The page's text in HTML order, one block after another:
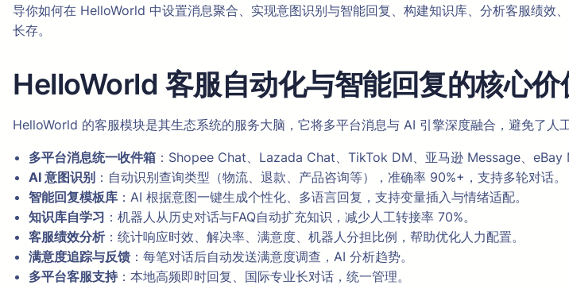
导你如何在 HelloWorld 中设置消息聚合、实现意图识别与智能回复、构建知识库、分析客服绩
长存。
HelloWorld 客服自动化与智能回复的核心价
HelloWorld 的客服模块是其生态系统的服务大脑，它将多平台消息与 AI 引擎深度融合，避免了人
多平台消息统一收件箱 ：Shopee Chat、Lazada Chat、TikTok DM、亚马逊 Message、eBay
AI 意图识别 ：自动识别查询类型（物流、退款、产品咨询等），准确率 90%+，支持多轮对话。
智能回复模板库 ：AI 根据意图一键生成个性化、多语言回复，支持变量插入与情绪适配。
知识库自学习 ：机器人从历史对话与FAQ自动扩充知识，减少人工转接率 70%。
客服绩效分析：统计响应时效、解决率、满意度、机器人分担比例，帮助优化人力配置。
满意度追踪与反馈 ：每笔对话后自动发送满意度调查，AI 分析趋势。
多平台客服支持：本地高频即时回复、国际专业长对话，统一管理。